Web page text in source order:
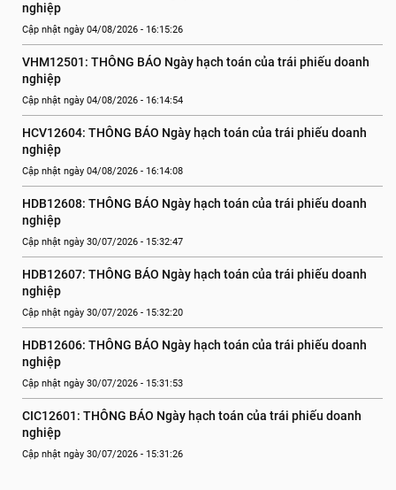
nghiệp
Cập nhật ngày 04/08/2026 - 16:15:26
VHM12501: THÔNG BÁO Ngày hạch toán của trái phiếu doanh
nghiệp
Cập nhật ngày 04/08/2026 - 16:14:54
HCV12604: THÔNG BÁO Ngày hạch toán của trái phiếu doanh
nghiệp
Cập nhật ngày 04/08/2026 - 16:14:08
HDB12608: THÔNG BÁO Ngày hạch toán của trái phiếu doanh
nghiệp
Cập nhật ngày 30/07/2026 - 15:32:47
HDB12607: THÔNG BÁO Ngày hạch toán của trái phiếu doanh
nghiệp
Cập nhật ngày 30/07/2026 - 15:32:20
HDB12606: THÔNG BÁO Ngày hạch toán của trái phiếu doanh
nghiệp
Cập nhật ngày 30/07/2026 - 15:31:53
CIC12601: THÔNG BÁO Ngày hạch toán của trái phiếu doanh
nghiệp
Cập nhật ngày 30/07/2026 - 15:31:26